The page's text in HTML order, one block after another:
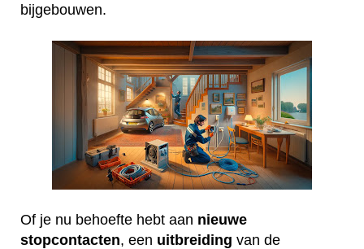
bijgebouwen.
Of je nu behoefte hebt aan nieuwe
stopcontacten, een uitbreiding van de